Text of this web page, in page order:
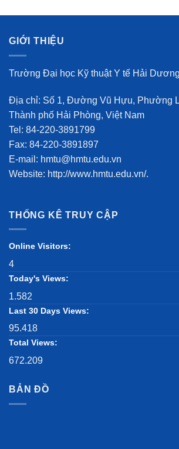
GIỚI THIỆU
Trường Đại học Kỹ thuật Y tế Hải Dương
Địa chỉ: Số 1, Đường Vũ Hựu, Phường
Thành phố Hải Phòng, Việt Nam
Tel: 84-220-3891799
Fax: 84-220-3891897
E-mail: hmtu@hmtu.edu.vn
Website: http://www.hmtu.edu.vn/.
THỐNG KÊ TRUY CẬP
Online Visitors:
4
Today's Views:
1.582
Last 30 Days Views:
95.418
Total Views:
672.209
BẢN ĐỒ